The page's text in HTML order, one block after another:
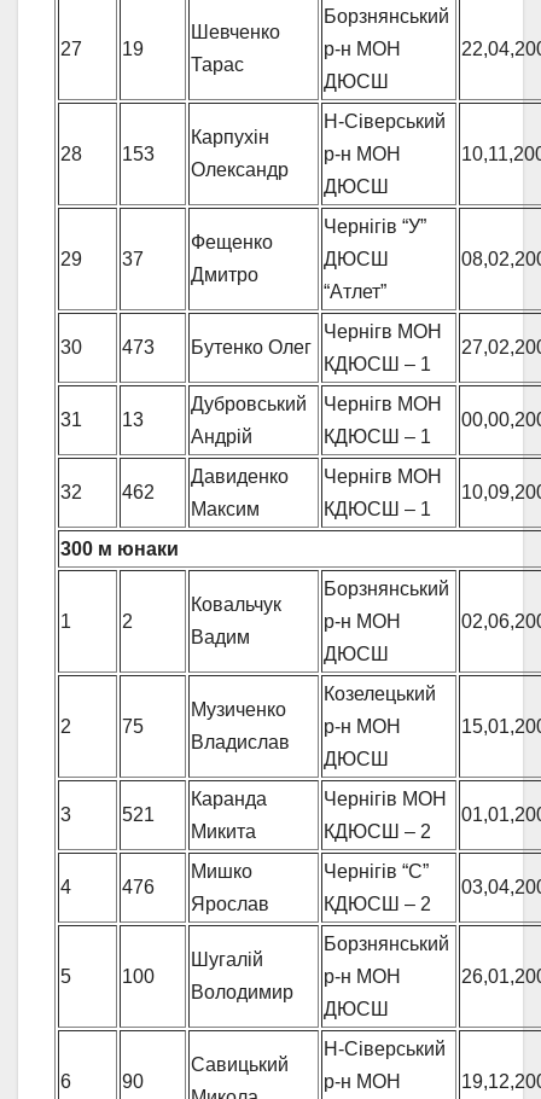
27 19
Шевченко
Тарас
Борзнянський
р-н МОН
ДЮСШ
28 153
Карпухін
Олександр
Н-Сіверський
р-н МОН
ДЮСШ
29 37
Фещенко
Дмитро
Чернігів “У”
ДЮСШ
“Атлет”
30 473 Бутенко Олег
Чернігв МОН
КДЮСШ – 1
31 13
Дубровський
Андрій
Чернігв МОН
КДЮСШ – 1
32 462
Давиденко
Максим
Чернігв МОН
КДЮСШ – 1
300 м юнаки
1 2
Ковальчук
Вадим
Борзнянський
р-н МОН
ДЮСШ
2 75
Музиченко
Владислав
Козелецький
р-н МОН
ДЮСШ
3 521
Каранда
Микита
Чернігів МОН
КДЮСШ – 2
4 476
Мишко
Ярослав
Чернігів “С”
КДЮСШ – 2
5 100
Шугалій
Володимир
Борзнянський
р-н МОН
ДЮСШ
6 90
Савицький
Н-Сіверський
р-н МОН